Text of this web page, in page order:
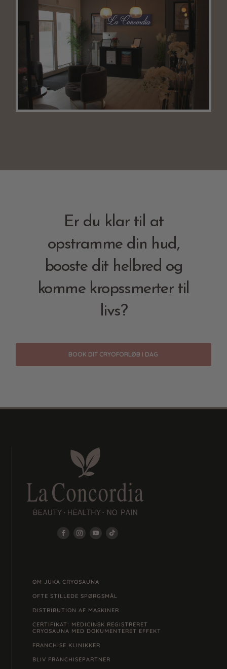
Er du klar til at
opstramme din hud,
booste dit helbred og
komme kropssmerter til
livs?
BOOK DIT CRYOFORLØB I DAG
OM JUKA CRYOSAUNA
OFTE STILLEDE SPØRGSMÅL
DISTRIBUTION AF MASKINER
CERTIFIKAT: MEDICINSK REGISTRERET
CRYOSAUNA MED DOKUMENTERET EFFEKT
FRANCHISE KLINIKKER
BLIV FRANCHISEPARTNER